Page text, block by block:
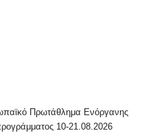
Πρωτάθλημα Ενόργανης
10-21.08.2026